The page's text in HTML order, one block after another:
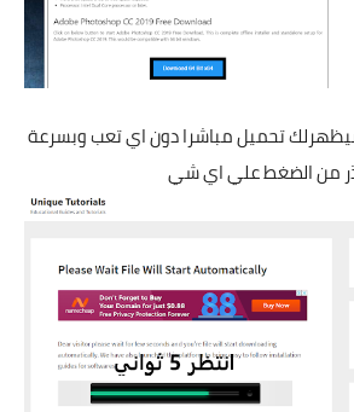
ثم سيظهرلك تحميل مباشرا دون اي تعب وبسرعة
من الضغط علي اي شي